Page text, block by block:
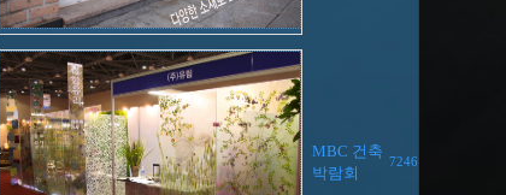
MBC 건축
박람회
7246